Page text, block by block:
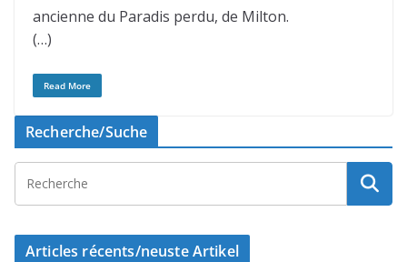
ancienne du Paradis perdu, de Milton.
(…)
Read More
Recherche/Suche
Articles récents/neuste Artikel